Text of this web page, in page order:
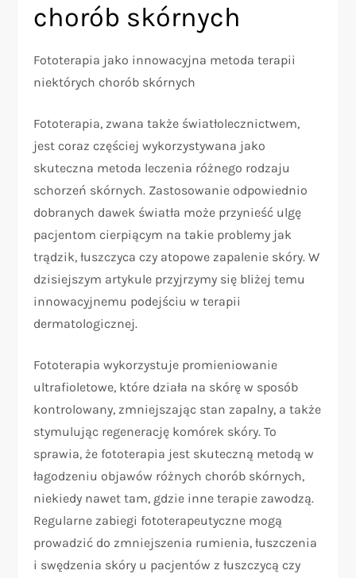
chorób skórnych
Fototerapia jako innowacyjna metoda terapii
niektórych chorób skórnych
Fototerapia, zwana także światłolecznictwem,
jest coraz częściej wykorzystywana jako
skuteczna metoda leczenia różnego rodzaju
schorzeń skórnych. Zastosowanie odpowiednio
dobranych dawek światła może przynieść ulgę
pacjentom cierpiącym na takie problemy jak
trądzik, łuszczyca czy atopowe zapalenie skóry. W
dzisiejszym artykule przyjrzymy się bliżej temu
innowacyjnemu podejściu w terapii
dermatologicznej.
Fototerapia wykorzystuje promieniowanie
ultrafioletowe, które działa na skórę w sposób
kontrolowany, zmniejszając stan zapalny, a także
stymulując regenerację komórek skóry. To
sprawia, że fototerapia jest skuteczną metodą w
łagodzeniu objawów różnych chorób skórnych,
niekiedy nawet tam, gdzie inne terapie zawodzą.
Regularne zabiegi fototerapeutyczne mogą
prowadzić do zmniejszenia rumienia, łuszczenia
i swędzenia skóry u pacjentów z łuszczycą czy